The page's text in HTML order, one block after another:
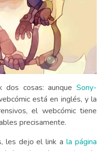
cosas: aunque Sony-
está en inglés, y la
el webcómic tiene
precisamente.
les dejo el link ala página